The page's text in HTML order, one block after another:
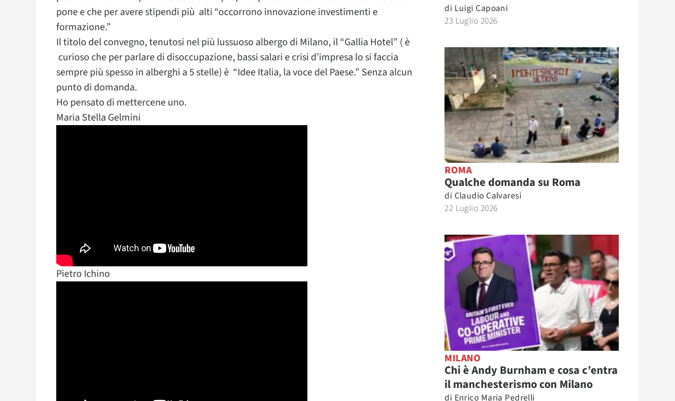
pone e che per avere stipendi più alti “occorrono innovazione investimenti e
formazione.”
Il titolo del convegno, tenutosi nel più lussuoso albergo di Milano, il “Gallia Hotel” ( è
curioso che per parlare di disoccupazione, bassi salari e crisi d’impresa lo si faccia
sempre più spesso in alberghi a 5 stelle) è “Idee Italia, la voce del Paese.” Senza alcun
punto di domanda.
Ho pensato di mettercene uno.
Maria Stella Gelmini
Pietro Ichino
di Luigi Capoani
23 Luglio 2026
ROMA
Qualche domanda su Roma
di Claudio Calvaresi
22 Luglio 2026
MILANO
Chi è Andy Burnham e cosa c’entra
il manchesterismo con Milano
di Enrico Maria Pedrelli